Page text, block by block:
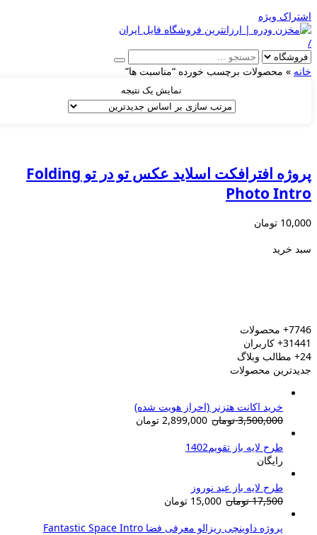
ویژه
» محصولات برچسب خورده “مناسبت ها”
نمایش یک نتیجه
پروژه افترافکت اسلاید عکس تو در تو Folding
Photo
تومان
خرید
محصولات
کاربران
مطالب وبلاگ
محصولات
خرید اکانت هتزنر (احراز هویت شده)
3,500,000 تومانقیمت
2,899,000 تومانقیمت
طرح لایه باز تقویم1402
رایگان
طرح لایه باز عید نوروز
17,500 تومانقیمت
17,500 تومان
15,000 تومانقیمت
15,000 تومان.
پروژه داوینچی ریزالو معرفی فضا Fantastic Space Intro